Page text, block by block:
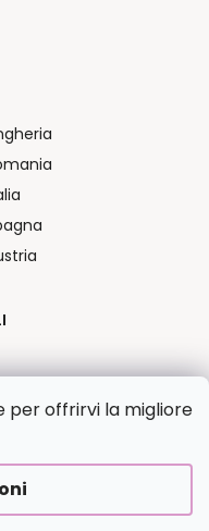
per offrirvi la migliore
UpraviloFV STUDIO
i diritti riservati.